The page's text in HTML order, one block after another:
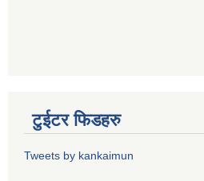
टुईटर फिडहरु
Tweets by kankaimun